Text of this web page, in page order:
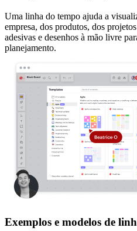
Uma linha do tempo ajuda a
empresa, dos produtos, dos
adesivas e desenhos à mão livre
planejamento.
Exemplos e modelos de